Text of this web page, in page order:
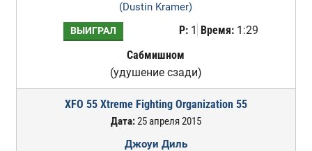
(Dustin Kramer)
ВЫИГРАЛ Р:1 Время:1:29
Сабмишном
(удушение сзади)
XFO 55 Xtreme Fighting Organization 55
Дата:25 апреля 2015
Джоуи Диль